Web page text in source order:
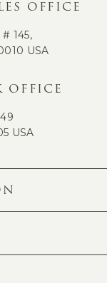
OFFICE
145,
USA
OFFICE
USA